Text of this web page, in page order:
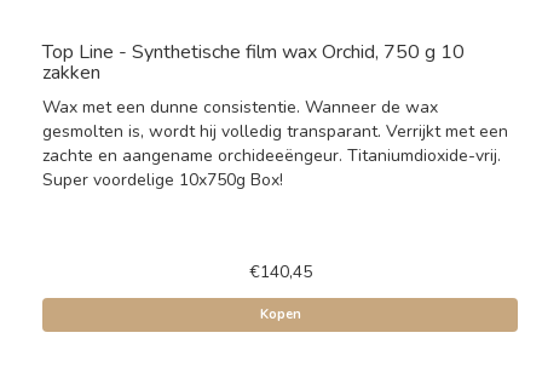
Top Line - Synthetische film wax Orchid, 750 g 10
zakken
Wax met een dunne consistentie. Wanneer de wax
gesmolten is, wordt hij volledig transparant. Verrijkt met een
zachte en aangename orchideeëngeur. Titaniumdioxide-vrij.
Super voordelige 10x750g Box!
€140,45
Kopen